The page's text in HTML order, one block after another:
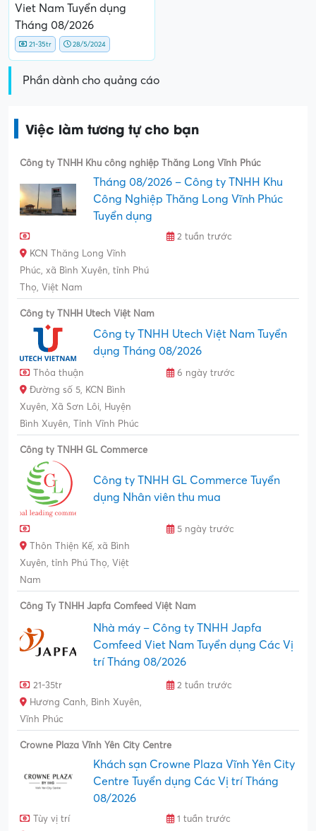
Viet Nam Tuyển dụng
Tháng 08/2026
21-35tr 28/5/2024
Phần dành cho quảng cáo
Việc làm tương tự cho bạn
Công ty TNHH Khu công nghiệp Thăng Long Vĩnh Phúc
Tháng 08/2026 – Công ty TNHH Khu
Công Nghiệp Thăng Long Vĩnh Phúc
Tuyển dụng
2 tuần trước
KCN Thăng Long Vĩnh
Phúc, xã Bình Xuyên, tỉnh Phú
Thọ, Việt Nam
Công ty TNHH Utech Việt Nam
Công ty TNHH Utech Việt Nam Tuyển
dụng Tháng 08/2026
Thỏa thuận
6 ngày trước
Đường số 5, KCN Bình
Xuyên, Xã Sơn Lôi, Huyện
Bình Xuyên, Tỉnh Vĩnh Phúc
Công ty TNHH GL Commerce
Công ty TNHH GL Commerce Tuyển
dụng Nhân viên thu mua
5 ngày trước
Thôn Thiện Kế, xã Bình
Xuyên, tỉnh Phú Thọ, Việt
Nam
Công Ty TNHH Japfa Comfeed Việt Nam
Nhà máy – Công ty TNHH Japfa
Comfeed Viet Nam Tuyển dụng Các Vị
trí Tháng 08/2026
21-35tr
2 tuần trước
Hương Canh, Bình Xuyên,
Vĩnh Phúc
Crowne Plaza Vĩnh Yên City Centre
Khách sạn Crowne Plaza Vĩnh Yên City
Centre Tuyển dụng Các Vị trí Tháng
08/2026
Tùy vị trí
1 tuần trước